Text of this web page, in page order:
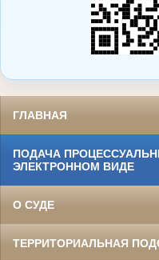
ГЛАВНАЯ
ПОДАЧА
ЭЛЕКТРОННОМ ВИДЕ
О СУДЕ
ТЕРРИТОРИАЛЬНАЯ